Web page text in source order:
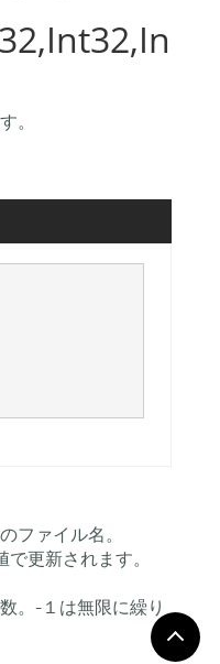
ファイル名。
更新されます。
。-１は無限に繰り